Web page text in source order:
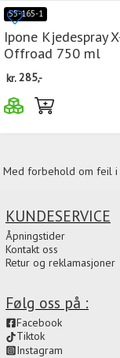
55-165-1
Ipone Kjedespray
Offroad 750 ml
kr.285,-
Med forbehold om feil i
Følg oss på :
Facebook
Tiktok
Instagram
KUNDESERVICE
Åpningstider
Kontakt oss
Retur og reklamasjoner